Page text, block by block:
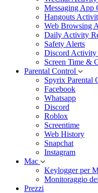
Messaging App
Hangouts
Web Browsing
Daily Activity
Safety Alerts
Discord
Screen Time &
Parental Control
Spyrix Parental
Facebook
Whatsapp
Discord
Roblox
Screentime
Web History
Snapchat
Instagram
Mac
Keylogger per
Monitoraggio
Prezzi